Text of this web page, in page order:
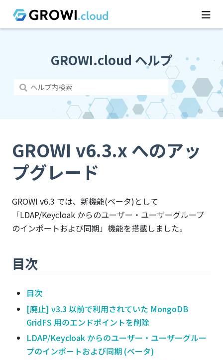
GROWI.cloud ヘルプ
GROWI v6.3.x へのアッ
プグレード
GROWI v6.3 では、新機能(ベータ)として
「LDAP/Keycloak からのユーザー・ユーザーグループ
のインポートおよび同期」機能を搭載しました。
目次
目次
[廃止] v3.3 以前で利用されていた MongoDB
GridFS 用のエンドポイントを削除
LDAP/Keycloak からのユーザー・ユーザーグルー
プのインポートおよび同期 (ベータ)